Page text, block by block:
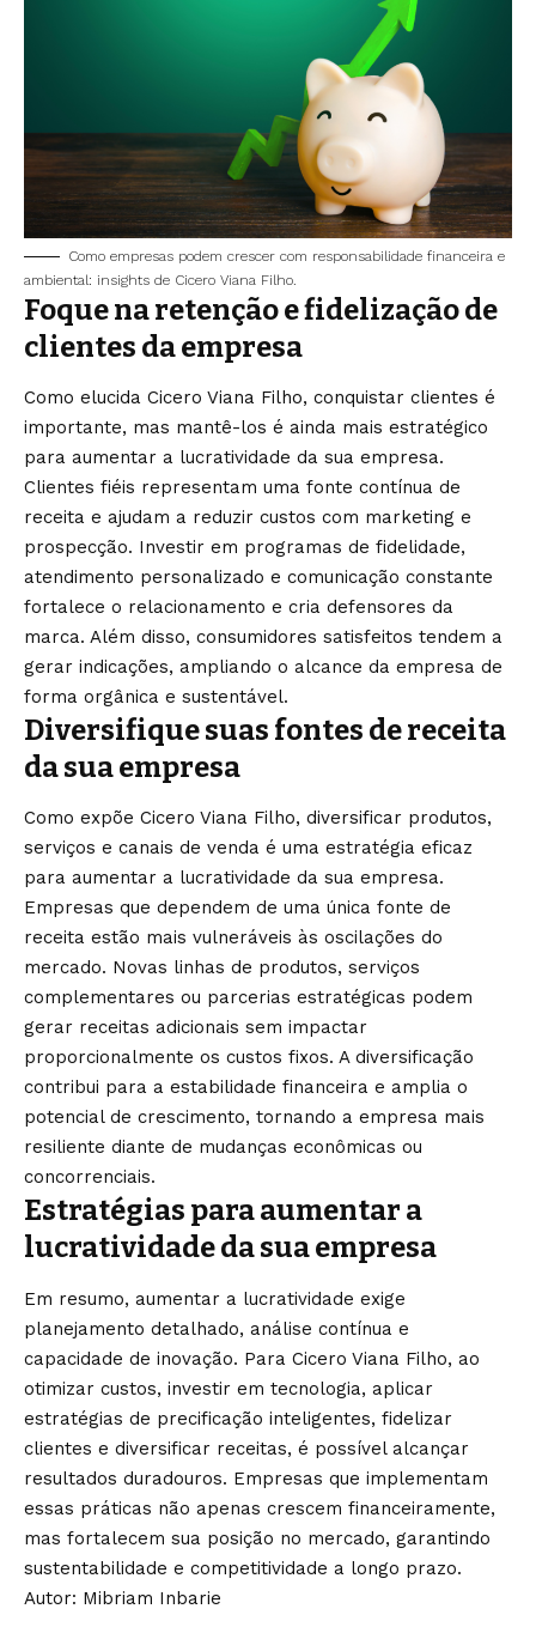
Como empresas podem crescer com responsabilidade financeira e
ambiental: insights de Cicero Viana Filho.
Foque na retenção e fidelização de
clientes da empresa
Como elucida Cicero Viana Filho, conquistar clientes é
importante, mas mantê-los é ainda mais estratégico
para aumentar a lucratividade da sua empresa.
Clientes fiéis representam uma fonte contínua de
receita e ajudam a reduzir custos com marketing e
prospecção. Investir em programas de fidelidade,
atendimento personalizado e comunicação constante
fortalece o relacionamento e cria defensores da
marca. Além disso, consumidores satisfeitos tendem a
gerar indicações, ampliando o alcance da empresa de
forma orgânica e sustentável.
Diversifique suas fontes de receita
da sua empresa
Como expõe Cicero Viana Filho, diversificar produtos,
serviços e canais de venda é uma estratégia eficaz
para aumentar a lucratividade da sua empresa.
Empresas que dependem de uma única fonte de
receita estão mais vulneráveis às oscilações do
mercado. Novas linhas de produtos, serviços
complementares ou parcerias estratégicas podem
gerar receitas adicionais sem impactar
proporcionalmente os custos fixos. A diversificação
contribui para a estabilidade financeira e amplia o
potencial de crescimento, tornando a empresa mais
resiliente diante de mudanças econômicas ou
concorrenciais.
Estratégias para aumentar a
lucratividade da sua empresa
Em resumo, aumentar a lucratividade exige
planejamento detalhado, análise contínua e
capacidade de inovação. Para Cicero Viana Filho, ao
otimizar custos, investir em tecnologia, aplicar
estratégias de precificação inteligentes, fidelizar
clientes e diversificar receitas, é possível alcançar
resultados duradouros. Empresas que implementam
essas práticas não apenas crescem financeiramente,
mas fortalecem sua posição no mercado, garantindo
sustentabilidade e competitividade a longo prazo.
Autor: Mibriam Inbarie